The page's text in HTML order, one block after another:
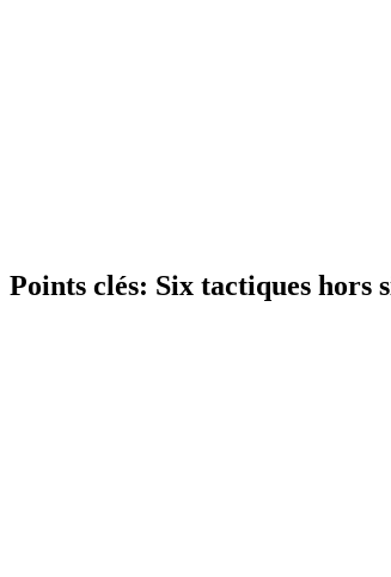
Points clés: Six tactiques